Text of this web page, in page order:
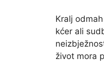
Kralj
kćer ali
život mora